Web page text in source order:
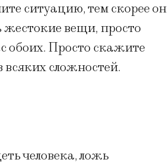
ситуацию, тем скорее он
жестокие вещи, просто
обоих. Просто скажите
сложностей.
человека, ложь